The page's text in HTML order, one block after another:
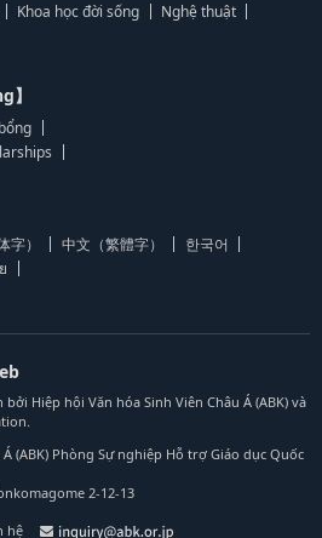
Khoa học đời sống
Nghệ thuật
字） 中文（繁體字）
한국어
Hiệp hội Văn hóa Sinh Viên Châu Á (ABK) và
(ABK) Phòng Sự nghiệp Hỗ trợ Giáo dục Quốc
2-12-13
hệ